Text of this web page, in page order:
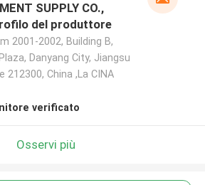
SUPPLY CO.,
del produttore
2001-2002, Building B,
Danyang City, Jiangsu
212300, China ,La CINA
verificato
Osservi più